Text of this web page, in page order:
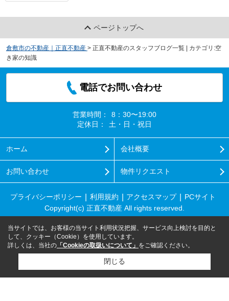
ページトップへ
倉敷市の不動産｜正直不動産 > 正直不動産のスタッフブログ一覧 | カテゴリ:空
き家の知識
電話でお問い合わせ
営業時間：
8：30〜19:00
定休日：
土・日・祝日
ホーム 会社概要
お問い合わせ 物件リクエスト
プライバシーポリシー 利用規約 アクセスマップ
PCサイト
Copyright(c) 正直不動産 All rights reserved.
当サイトでは、お客様の当サイト利用状況把握、サービス向上検討を目的と
して、クッキー（Cookie）を使用しています。
詳しくは、当社の 「Cookieの取扱いについて」 をご確認ください。
閉じる